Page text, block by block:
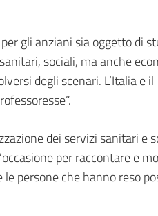
gli anziani sia oggetto di
sociali, ma anche
degli scenari. L’Italia e il
dei servizi sanitari e
per raccontare e
persone che hanno reso